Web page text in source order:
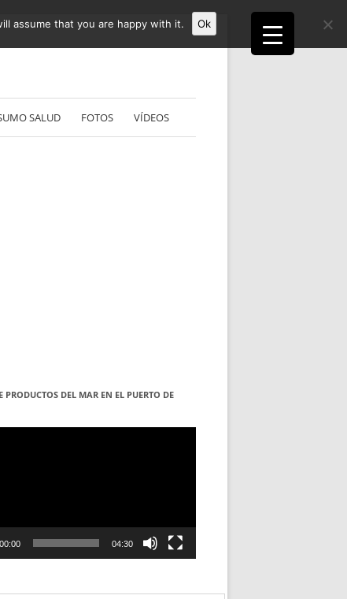
SALUD FOTOS VÍDEOS
PRODUCTOS DEL MAR EN EL PUERTO DE
00:00 04:30
assume that you are happy with it. Ok